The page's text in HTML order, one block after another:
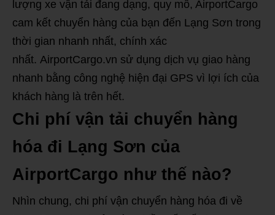
lượng xe vận tải đang dạng, quy mô, AirportCargo
cam kết chuyển hàng của bạn đến Lạng Sơn trong
thời gian nhanh nhất, chính xác
nhất. AirportCargo.vn sử dụng dịch vụ giao hàng
nhanh bằng công nghệ hiện đại GPS vì lợi ích của
khách hàng là trên hết.
Chi phí vận tải chuyển hàng
hóa đi Lạng Sơn của
AirportCargo như thế nào?
Nhìn chung, chi phí vận chuyển hàng hóa đi về